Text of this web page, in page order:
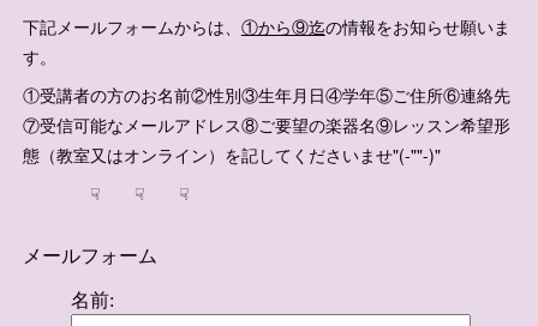
下記メールフォームからは、 ①から⑨迄の情報をお知らせ願いま
す。
①受講者の方のお名前②性別③生年月日④学年⑤ご住所⑥連絡先
⑦受信可能なメールアドレス⑧ご要望の楽器名⑨レッスン希望形
態（教室又はオンライン）を記してくださいませ"(-""-)"
☟ ☟ ☟